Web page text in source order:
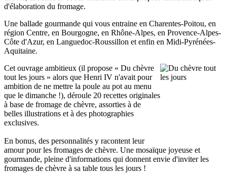
d'élaboration du fromage.
Une ballade gourmande qui vous entraine en Charentes-Poitou, en
région Centre, en Bourgogne, en Rhône-Alpes, en Provence-Alpes-
Côte d'Azur, en Languedoc-Roussillon et enfin en Midi-Pyrénées-
Aquitaine.
Cet ouvrage ambitieux (il propose « Du chèvre
tout les jours » alors que Henri IV n'avait pour
ambition de ne mettre la poule au pot au menu
que le dimanche !), déroule 20 recettes originales
à base de fromage de chèvre, assorties à de
belles illustrations et à des photographies
exclusives.
En bonus, des personnalités y racontent leur
amour pour les fromages de chèvre. Une mosaïque joyeuse et
gourmande, pleine d'informations qui donnent envie d'inviter les
fromages de chèvre à sa table tous les jours !